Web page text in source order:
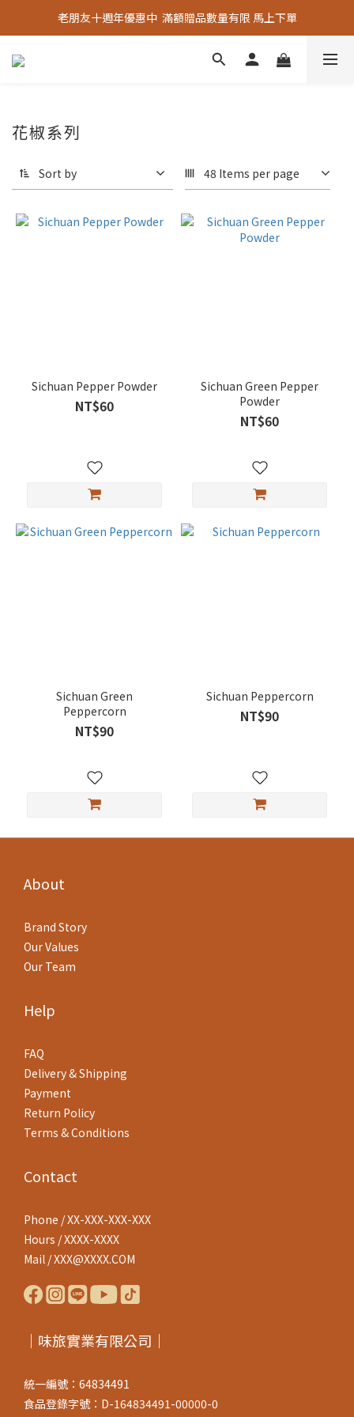
老朋友十週年優惠中  滿額贈品數量有限 馬上下單
老朋友十週年優惠中  滿額贈品數量有限 馬上下單
『嚴選好物』專區上線，優質選品歡迎選購！
花椒系列
Sort by 48 Items per page
Sichuan Pepper Powder
NT$60
Sichuan Green Pepper
Powder
NT$60
Sichuan Green
Peppercorn
NT$90
Sichuan Peppercorn
NT$90
About
Brand Story
Our Values
Our Team
Help
FAQ
Delivery & Shipping
Payment
Return Policy
Terms & Conditions
Contact
Phone / XX-XXX-XXX-XXX
Hours / XXXX-XXXX
Mail / XXX@XXXX.COM
｜味旅實業有限公司｜
統一編號：64834491
食品登錄字號：D-164834491-00000-0